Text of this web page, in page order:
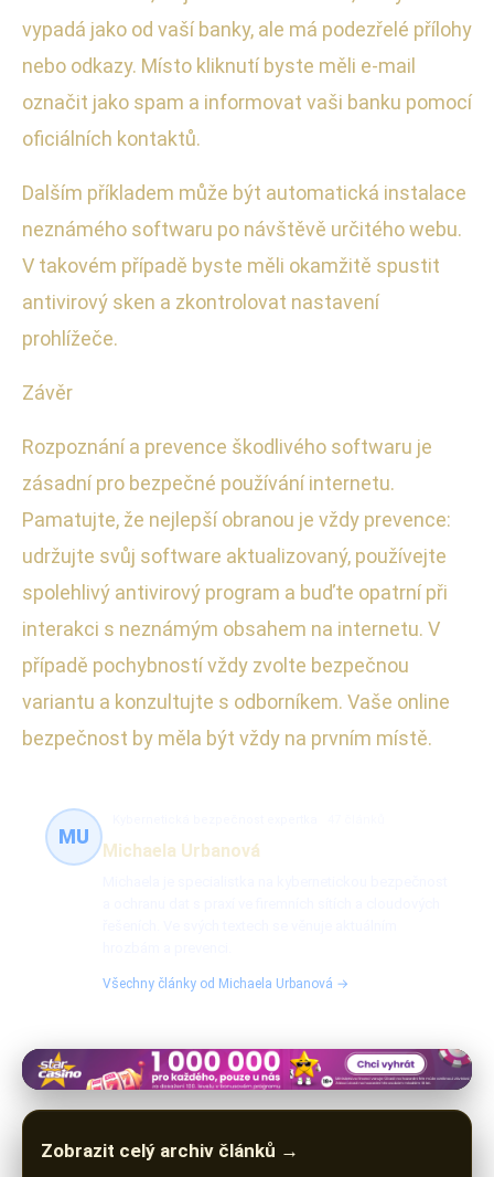
vypadá jako od vaší banky, ale má podezřelé přílohy
nebo odkazy. Místo kliknutí byste měli e-mail
označit jako spam a informovat vaši banku pomocí
oficiálních kontaktů.
Dalším příkladem může být automatická instalace
neznámého softwaru po návštěvě určitého webu.
V takovém případě byste měli okamžitě spustit
antivirový sken a zkontrolovat nastavení
prohlížeče.
Závěr
Rozpoznání a prevence škodlivého softwaru je
zásadní pro bezpečné používání internetu.
Pamatujte, že nejlepší obranou je vždy prevence:
udržujte svůj software aktualizovaný, používejte
spolehlivý antivirový program a buďte opatrní při
interakci s neznámým obsahem na internetu. V
případě pochybností vždy zvolte bezpečnou
variantu a konzultujte s odborníkem. Vaše online
bezpečnost by měla být vždy na prvním místě.
MU
Michaela Urbanová
Všechny články od Michaela Urbanová →
Zobrazit celý archiv článků →